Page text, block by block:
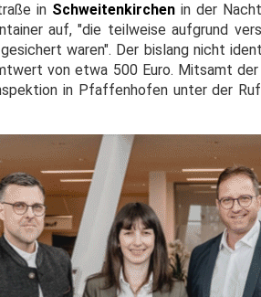
in Schweitenkirchen in der
auf, "die teilweise aufgrund
waren". Der bislang nicht
von etwa 500 Euro. Mitsamt
in Pfaffenhofen unter der